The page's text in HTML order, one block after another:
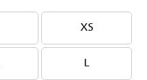
XS
XS
L
L